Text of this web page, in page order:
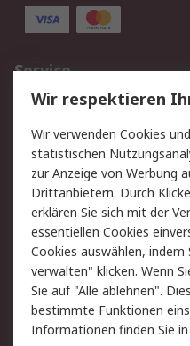
Service
Value Added Services
Rücksendungen
Hilfe
Rechtliches
AGB
Cookie-Richtlinie
Copyright/Impressum
Über RS
Wir respektieren
Wir verwenden Cookies
statistischen
zur Anzeige von Werbung
Drittanbietern. Durch
erklären Sie sich mit der
essentiellen Cookies
Cookies auswählen,
verwalten" klicken. Wenn
Sie auf "Alle ablehnen".
bestimmte Funktionen
Informationen finden Sie